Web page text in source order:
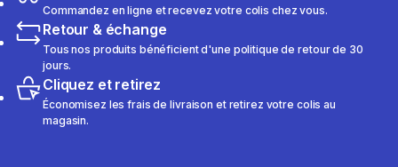
Commandez en ligne et recevez votre colis chez vous.
Retour & échange
Tous nos produits bénéficient d'une politique de retour de 30
jours.
Cliquez et retirez
Économisez les frais de livraison et retirez votre colis au
magasin.